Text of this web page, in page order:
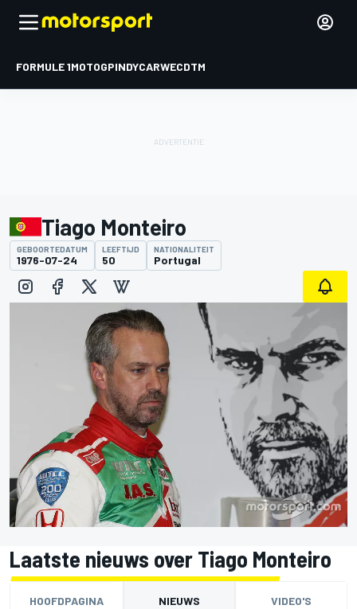
FORMULE 1MOTOGPINDYCARWECDTM
Tiago Monteiro
GEBOORTEDATUM
1976-07-24
LEEFTIJD
50
NATIONALITEIT
Portugal
Laatste nieuws over Tiago Monteiro
HOOFDPAGINA NIEUWS VIDEO'S